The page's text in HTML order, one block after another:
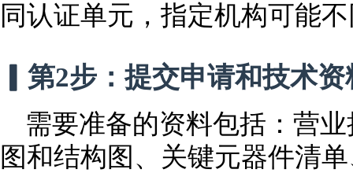
同认证单元，指定机构可能
▎第2步：提交申请和技术资
需要准备的资料包括：营
图和结构图、关键元器件清